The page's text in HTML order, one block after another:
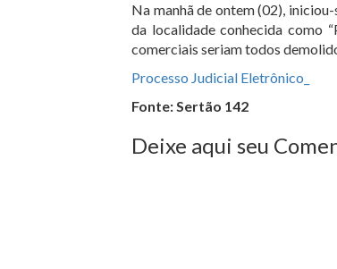
Na manhã de ontem (02),
da localidade conhecida como
comerciais seriam todos
Processo Judicial Eletrônico_
Fonte: Sertão 142
Deixe aqui seu